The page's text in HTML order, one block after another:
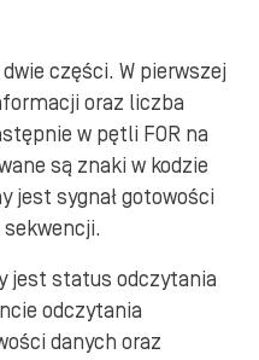
części. W pierwszej
oraz liczba
w pętli FOR na
są znaki w kodzie
jest sygnał gotowości
jest status odczytania
odczytania
danych oraz